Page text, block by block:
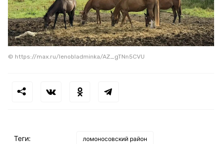
© https://max.ru/lenobladminka/AZ_gTNn5CVU
Теги: ломоносовский район